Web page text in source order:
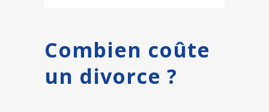
Combien coûte
un divorce ?